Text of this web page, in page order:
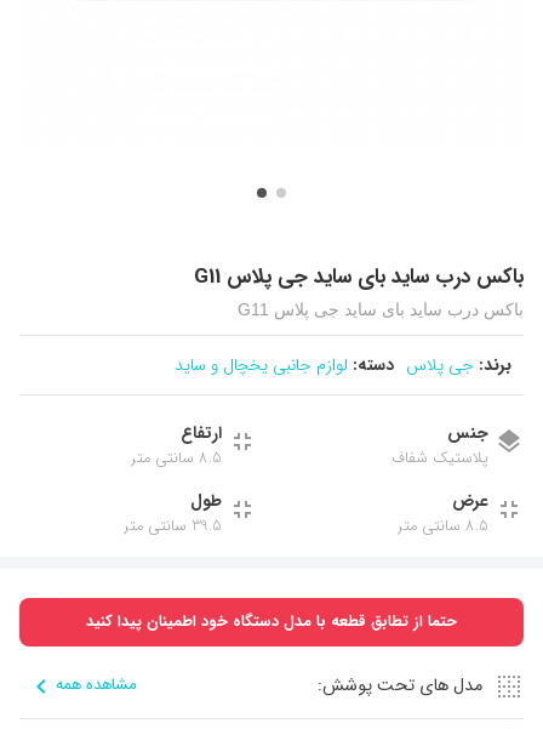
باکس درب ساید بای ساید جی پلاس G11
باکس درب ساید بای ساید جی پلاس G11
برند: جی پلاس دسته: لوازم جانبی یخچال و ساید
جنس
پلاستیک شفاف
ارتفاع
8.5 سانتی متر
عرض
8.5 سانتی متر
طول
39.5 سانتی متر
حتما از تطابق قطعه با مدل دستگاه خود اطمینان پیدا کنید
مدل های تحت پوشش: مشاهده همه